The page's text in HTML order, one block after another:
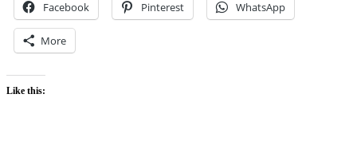
Facebook Pinterest WhatsApp
More
Like this: